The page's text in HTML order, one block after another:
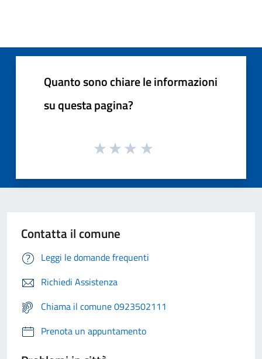
Quanto sono chiare le informazioni
su questa pagina?
Contatta il comune
Leggi le domande frequenti
Richiedi Assistenza
Chiama il comune 0923502111
Prenota un appuntamento